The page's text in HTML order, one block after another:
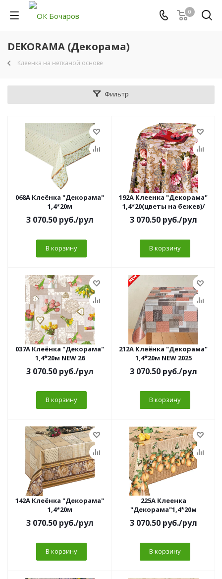
0
DEKORAMA (Декорама)
Клеенка на нетканой основе
Фильтр
068A Клеёнка "Декорама"
1,4*20м
3 070.50руб./рул
В корзину
192А Клеенка "Декорама"
1,4*20(цветы на бежев)/
3 070.50руб./рул
В корзину
037A Клеёнка "Декорама"
1,4*20м NEW 26
3 070.50руб./рул
В корзину
212A Клеёнка "Декорама"
1,4*20м NEW 2025
3 070.50руб./рул
В корзину
142A Клеёнка "Декорама"
1,4*20м
3 070.50руб./рул
В корзину
225A Клеенка
"Декорама"1,4*20м
3 070.50руб./рул
В корзину